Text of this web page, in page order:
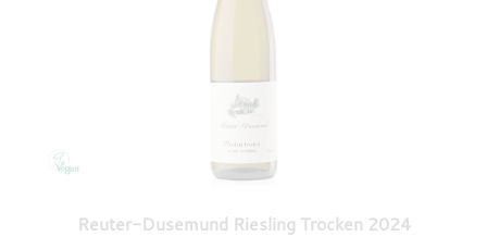
Reuter-Dusemund Riesling Trocken 2024